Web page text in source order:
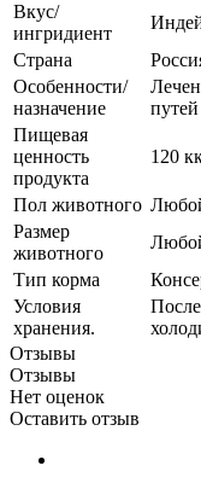
Вкус/
ингридиент
Страна
Особенности/
назначение
путей
Пищевая
ценность
продукта
120
Пол животного
Размер
животного
Тип корма
Условия
хранения.
Отзывы
Отзывы
Нет оценок
Оставить отзыв